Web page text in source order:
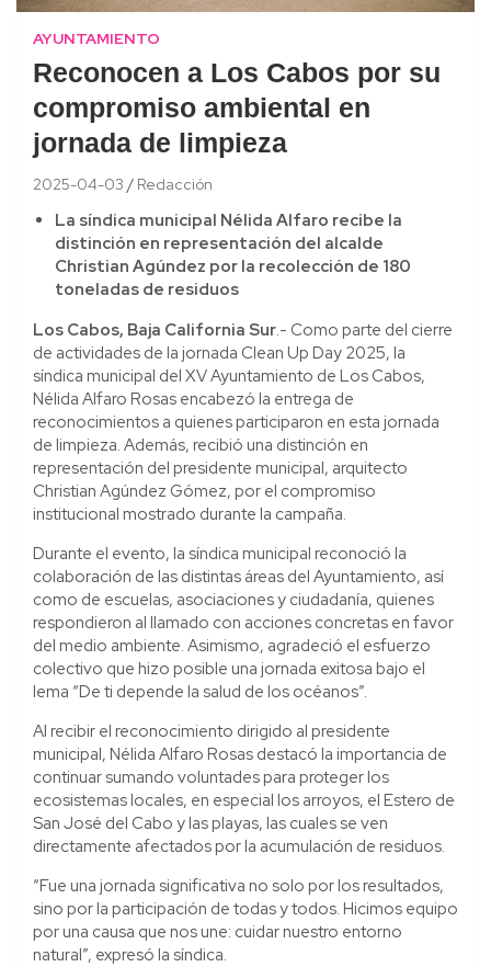
AYUNTAMIENTO
Reconocen a Los Cabos por su
compromiso ambiental en
jornada de limpieza
2025-04-03 Redacción
La síndica municipal Nélida Alfaro recibe la
distinción en representación del alcalde
Christian Agúndez por la recolección de 180
toneladas de residuos
Los Cabos, Baja California Sur.- Como parte del cierre
de actividades de la jornada Clean Up Day 2025, la
síndica municipal del XV Ayuntamiento de Los Cabos,
Nélida Alfaro Rosas encabezó la entrega de
reconocimientos a quienes participaron en esta jornada
de limpieza. Además, recibió una distinción en
representación del presidente municipal, arquitecto
Christian Agúndez Gómez, por el compromiso
institucional mostrado durante la campaña.
Durante el evento, la síndica municipal reconoció la
colaboración de las distintas áreas del Ayuntamiento, así
como de escuelas, asociaciones y ciudadanía, quienes
respondieron al llamado con acciones concretas en favor
del medio ambiente. Asimismo, agradeció el esfuerzo
colectivo que hizo posible una jornada exitosa bajo el
lema “De ti depende la salud de los océanos”.
Al recibir el reconocimiento dirigido al presidente
municipal, Nélida Alfaro Rosas destacó la importancia de
continuar sumando voluntades para proteger los
ecosistemas locales, en especial los arroyos, el Estero de
San José del Cabo y las playas, las cuales se ven
directamente afectados por la acumulación de residuos.
“Fue una jornada significativa no solo por los resultados,
sino por la participación de todas y todos. Hicimos equipo
por una causa que nos une: cuidar nuestro entorno
natural”, expresó la síndica.